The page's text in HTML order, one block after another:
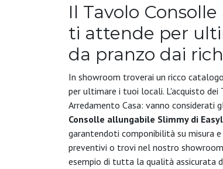
Il Tavolo
ti attende per
da pranzo dai
In showroom troverai un ricco
per ultimare i tuoi locali. L'acquisto
Arredamento Casa: vanno considerati
Consolle allungabile Slimmy di
garantendoti componibilità su misura
preventivi o trovi nel nostro
esempio di tutta la qualità assicurata